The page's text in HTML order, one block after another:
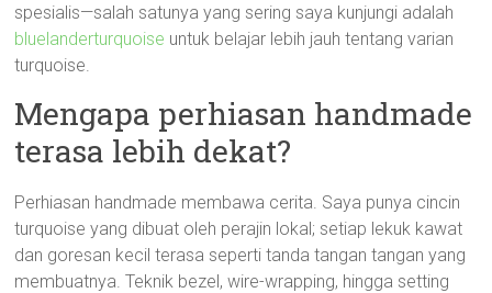
spesialis—salah satunya yang sering saya kunjungi adalah
bluelanderturquoise untuk belajar lebih jauh tentang varian
turquoise.
Mengapa perhiasan handmade
terasa lebih dekat?
Perhiasan handmade membawa cerita. Saya punya cincin
turquoise yang dibuat oleh perajin lokal; setiap lekuk kawat
dan goresan kecil terasa seperti tanda tangan tangan yang
membuatnya. Teknik bezel, wire-wrapping, hingga setting